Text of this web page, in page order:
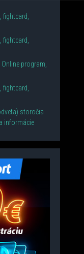
fightcard,
fightcard,
program,
fightcard,
storočia
informácie